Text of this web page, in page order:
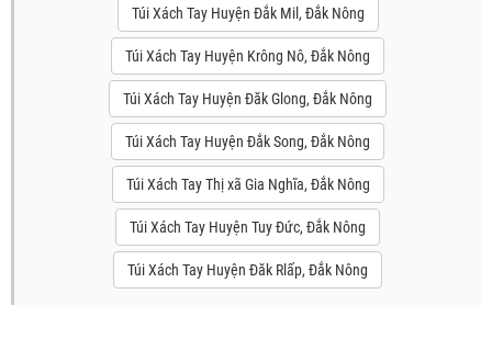
Túi Xách Tay Huyện Đắk Mil, Đắk Nông
Túi Xách Tay Huyện Krông Nô, Đắk Nông
Túi Xách Tay Huyện Đăk Glong, Đắk Nông
Túi Xách Tay Huyện Đắk Song, Đắk Nông
Túi Xách Tay Thị xã Gia Nghĩa, Đắk Nông
Túi Xách Tay Huyện Tuy Đức, Đắk Nông
Túi Xách Tay Huyện Đăk Rlấp, Đắk Nông